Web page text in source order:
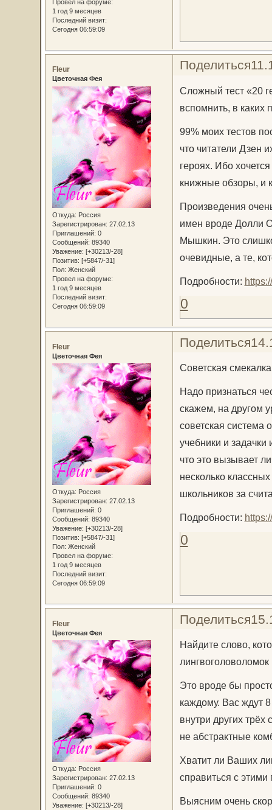
Провел на форуме:
1 год 9 месяцев
Последний визит:
Сегодня 06:59:09
Поделиться
Fleur
Цветочная Фея
Откуда: Россия
Зарегистрирован: 27.02.13
Приглашений: 0
Сообщений: 89340
Уважение: [+30213/-28]
Позитив: [+5847/-31]
Пол: Женский
Провел на форуме:
1 год 9 месяцев
Последний визит:
Сегодня 06:59:09
Сложный тест «20
вспомнить, в каких
99% моих тестов
что читатели Дзен
героях. Ибо
книжные обзоры, и
Произведения
имен вроде Долли
Мышкин. Это
очевидные, а те,
Подробности:
0
Поделиться
Fleur
Цветочная Фея
Откуда: Россия
Зарегистрирован: 27.02.13
Приглашений: 0
Сообщений: 89340
Уважение: [+30213/-28]
Позитив: [+5847/-31]
Пол: Женский
Провел на форуме:
1 год 9 месяцев
Последний визит:
Сегодня 06:59:09
Советская
Надо признаться
скажем, на другом
советская система
учебники и задачки
что это вызывает
несколько
школьников за
Подробности:
0
Поделиться
Fleur
Цветочная Фея
Откуда: Россия
Зарегистрирован: 27.02.13
Приглашений: 0
Сообщений: 89340
Уважение: [+30213/-28]
Найдите слово,
лингвоголоволомок
Это вроде бы
каждому. Вас ждут
внутри других
не абстрактные
Хватит ли Ваших
справиться с
Выясним очень